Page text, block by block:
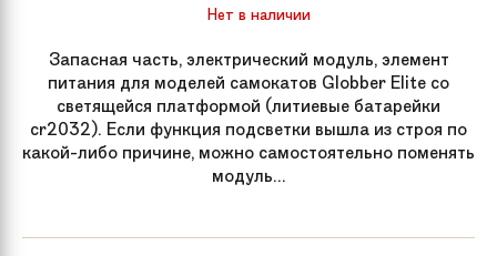
Нет в наличии
Запасная часть, электрический модуль, элемент
питания для моделей самокатов Globber Elite со
светящейся платформой (литиевые батарейки
cr2032). Если функция подсветки вышла из строя по
какой-либо причине, можно самостоятельно поменять
модуль...